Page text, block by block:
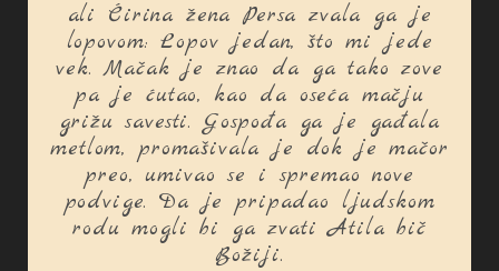
ali Ćirina žena Persa zvala ga je
lopovom: Lopov jedan, što mi jede
vek. Mačak je znao da ga tako zove
pa je ćutao, kao da oseća mačju
grižu savesti. Gospođa ga je gađala
metlom, promašivala je dok je mačor
preo, umivao se i spremao nove
podvige. Da je pripadao ljudskom
rodu mogli bi ga zvati Atila bič
Božiji.